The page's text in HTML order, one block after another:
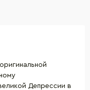
Депрессии в